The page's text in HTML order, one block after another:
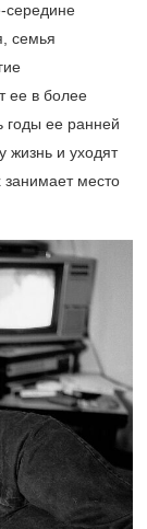
середине
семья
ее в более
годы ее ранней
жизнь и уходят
место